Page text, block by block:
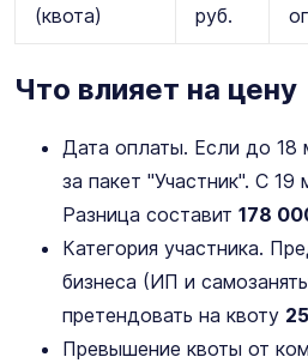
(квота)
руб.
Что влияет на цену
Дата оплаты. Если до 18
за пакет "Участник". С 19
Разница составит 178
Категория участника.
бизнеса (ИП и
претендовать на квоту
Превышение квоты от